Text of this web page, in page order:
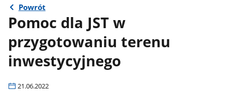
Powrót
Pomoc dla JST w
przygotowaniu terenu
inwestycyjnego
21.06.2022